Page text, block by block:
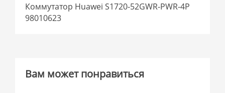
Коммутатор Huawei S1720-52GWR-PWR-4P
98010623
Вам может понравиться